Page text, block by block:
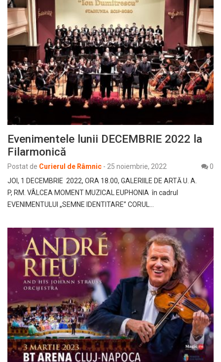
Evenimentele lunii DECEMBRIE 2022 la
Filarmonică
Postat de Curierul de Râmnic - 25 noiembrie, 2022
0
JOI, 1 DECEMBRIE 2022, ORA 18.00, GALERIILE DE ARTĂ U. A.
P, RM. VÂLCEA MOMENT MUZICAL EUPHONIA în cadrul
EVENIMENTULUI „SEMNE IDENTITARE” CORUL…